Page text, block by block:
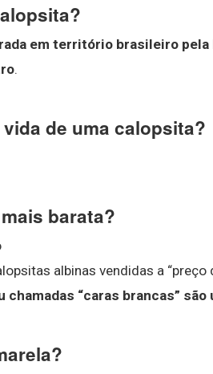
em território brasileiro pela
.
de uma calopsita?
barata?
albinas vendidas a
chamadas “caras brancas”